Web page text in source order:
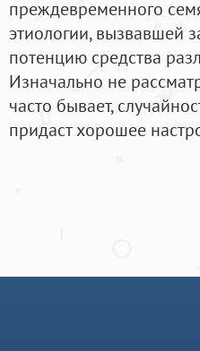
преждевременного
этиологии, вызвавшей
потенцию средства
Изначально не
часто бывает,
придаст хорошее